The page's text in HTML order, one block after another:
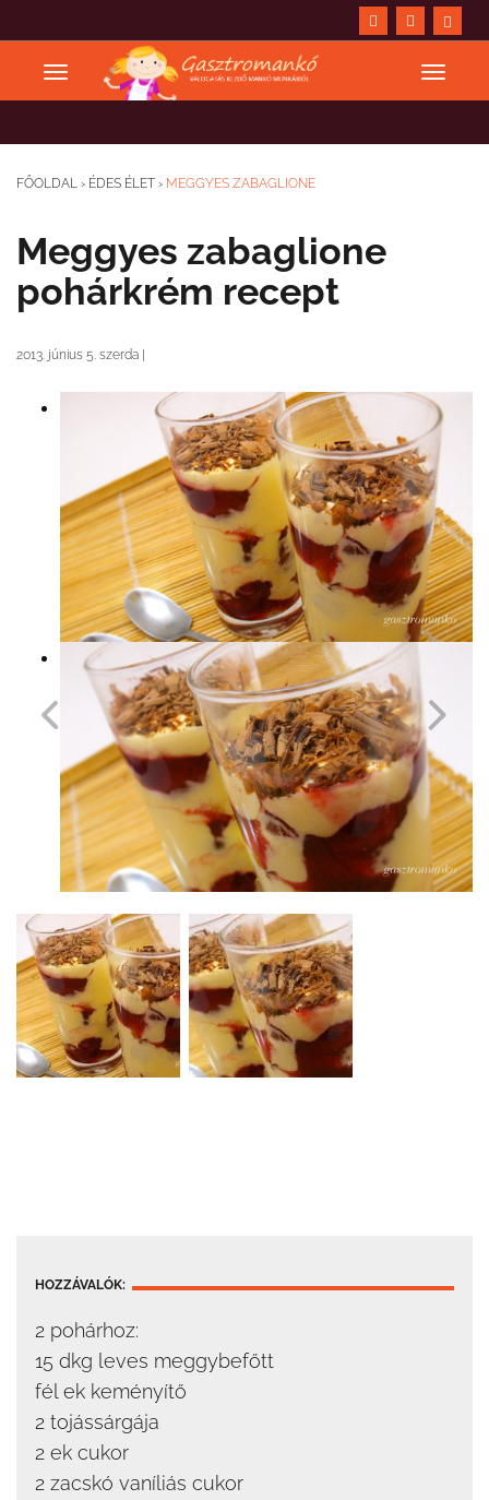
FŐOLDAL › ÉDES ÉLET › MEGGYES ZABAGLIONE
Meggyes zabaglione
pohárkrém recept
2013. június 5. szerda |
HOZZÁVALÓK:
2 pohárhoz:
15 dkg leves meggybefőtt
fél ek keményítő
2 tojássárgája
2 ek cukor
2 zacskó vaníliás cukor